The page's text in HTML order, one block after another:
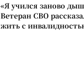
«Я учился заново
Ветеран СВО
жить с